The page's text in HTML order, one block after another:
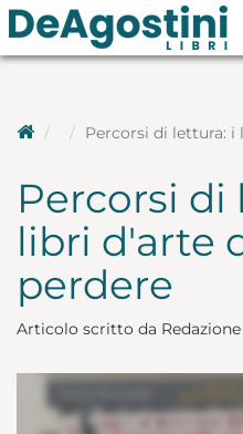
Percorsi di lettura: i
Percorsi di
libri d'arte
perdere
Articolo scritto da Redazione